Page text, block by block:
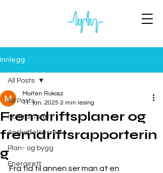
Innlegg
All Posts
Kontraktsrett
Anskaffelsesrett
Plan- og bygg
Energirett
All Posts
Fremdriftsplaner og
fremdriftsrapporterin
g
Morten Rokosz
11. jan. 2025 2 min lesing
Fra tid til annen ser man at en